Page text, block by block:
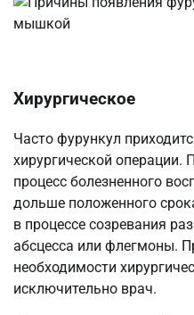
Хирургическое
Часто фурункул
хирургической операции.
процесс болезненного
дольше положенного
в процессе созревания
абсцесса или флегмоны.
необходимости
исключительно врач.